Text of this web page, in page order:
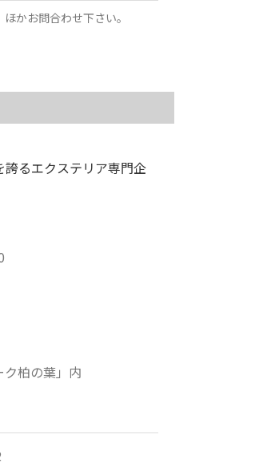
かお問合わせ下さい。
るエクステリア専門企
柏の葉」内